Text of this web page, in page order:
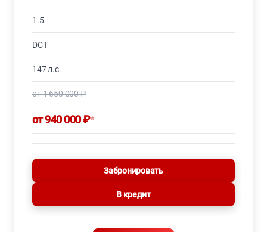
1.5
DCT
147 л.с.
от 1 650 000 ₽
от 940 000 ₽*
Забронировать
В кредит